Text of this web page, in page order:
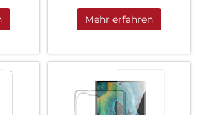
Mehr erfahren